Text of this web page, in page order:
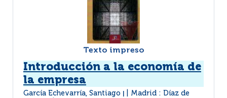
Texto impreso
Introducción a la economía de
la empresa
García Echevarría, Santiago
Madrid : Díaz de